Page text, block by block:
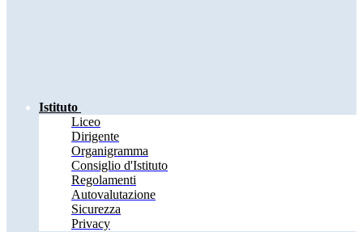
Istituto
Liceo
Dirigente
Organigramma
Consiglio d'Istituto
Regolamenti
Autovalutazione
Sicurezza
Privacy